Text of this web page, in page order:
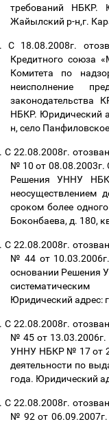
требований НБКР.
Жайылский р-н,г.
С 18.08.2008г.
Кредитного союза
Комитета по
неисполнение
законодательства
НБКР. Юридический
н, село
С 22.08.2008г.
№ 10 от 08.08.2003г.
Решения УННУ
неосуществлением
сроком более
Боконбаева, д. 180,
С 22.08.2008г.
№ 44 от
основании Решения
Юридический адрес:
С 22.08.2008г.
№ 45 от
УННУ НБКР № 17 от
деятельности по
года. Юридический
С 22.08.2008г.
№ 92 от